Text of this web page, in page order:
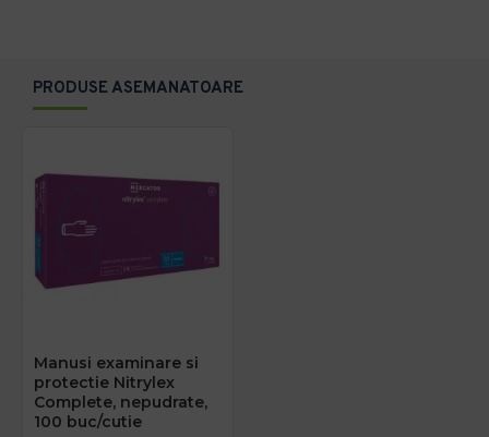
PRODUSE ASEMANATOARE
Manusi examinare si
protectie Nitrylex
Complete, nepudrate,
100 buc/cutie